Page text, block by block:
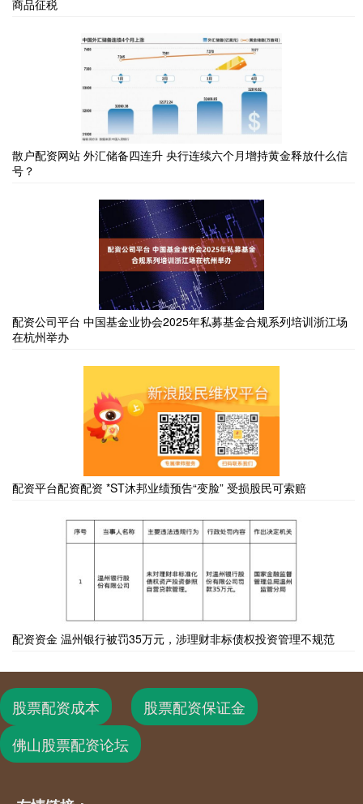
商品征税
散户配资网站 外汇储备四连升 央行连续六个月增持黄金释放什么信
号？
配资公司平台 中国基金业协会2025年私募基金合规系列培训浙江场
在杭州举办
配资平台配资配资 *ST沐邦业绩预告“变脸” 受损股民可索赔
配资资金 温州银行被罚35万元，涉理财非标债权投资管理不规范
股票配资成本
股票配资保证金
佛山股票配资论坛